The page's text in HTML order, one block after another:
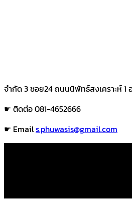
จำกัด 3 ซอย24 ถนนนิพัทธ์สงเคราะห์ 1
☛ ติดต่อ 081-4652666
☛ Emails.phuwasis@gmail.com